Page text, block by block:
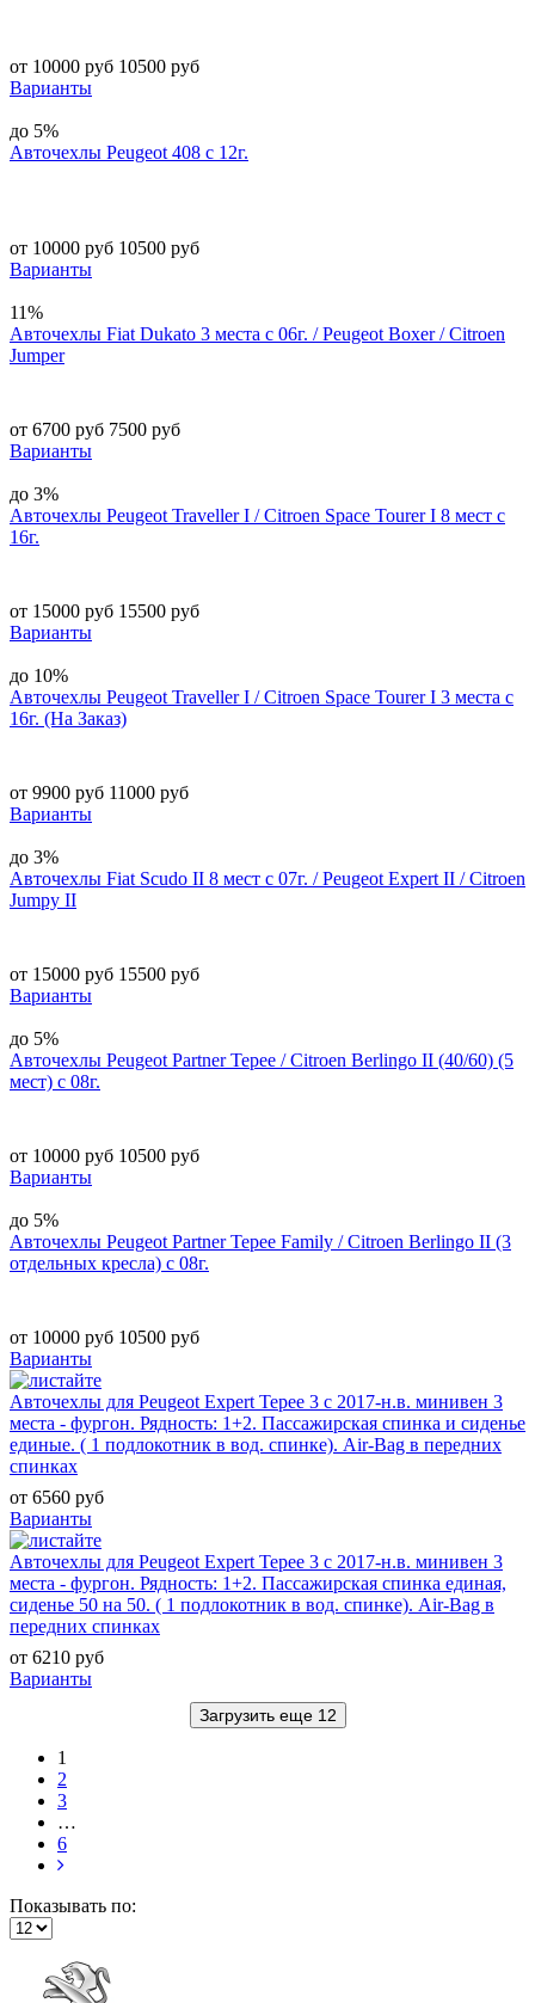
от 10000 руб 10500 руб
Варианты
до 5%
Авточехлы Peugeot 408 c 12г.
от 10000 руб 10500 руб
Варианты
11%
Авточехлы Fiat Dukato 3 места с 06г. / Peugeot Boxer / Citroen
Jumper
от 6700 руб 7500 руб
Варианты
до 3%
Авточехлы Peugeot Traveller I / Citroen Space Tourer I 8 мест с
16г.
от 15000 руб 15500 руб
Варианты
до 10%
Авточехлы Peugeot Traveller I / Citroen Space Tourer I 3 места с
16г. (На Заказ)
от 9900 руб 11000 руб
Варианты
до 3%
Авточехлы Fiat Scudo II 8 мест с 07г. / Peugeot Expert II / Citroen
Jumpy II
от 15000 руб 15500 руб
Варианты
до 5%
Авточехлы Peugeot Partner Tepee / Citroen Berlingo II (40/60) (5
мест) с 08г.
от 10000 руб 10500 руб
Варианты
до 5%
Авточехлы Peugeot Partner Tepee Family / Citroen Berlingo II (3
отдельных кресла) с 08г.
от 10000 руб 10500 руб
Варианты
Авточехлы для Peugeot Expert Tepee 3 с 2017-н.в. минивен 3
места - фургон. Рядность: 1+2. Пассажирская спинка и сиденье
единые. ( 1 подлокотник в вод. спинке). Air-Bag в передних
спинках
от 6560 руб
Варианты
Авточехлы для Peugeot Expert Tepee 3 с 2017-н.в. минивен 3
места - фургон. Рядность: 1+2. Пассажирская спинка единая,
сиденье 50 на 50. ( 1 подлокотник в вод. спинке). Air-Bag в
передних спинках
от 6210 руб
Варианты
Загрузить еще 12
1
2
3
…
6
Показывать по: